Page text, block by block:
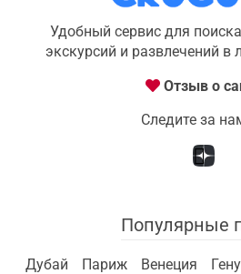
Удобный сервис для
экскурсий и развлечений
Отзыв о
Следите за
Популярные
Дубай Париж Венеция